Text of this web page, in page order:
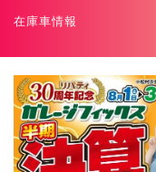
在庫車情報